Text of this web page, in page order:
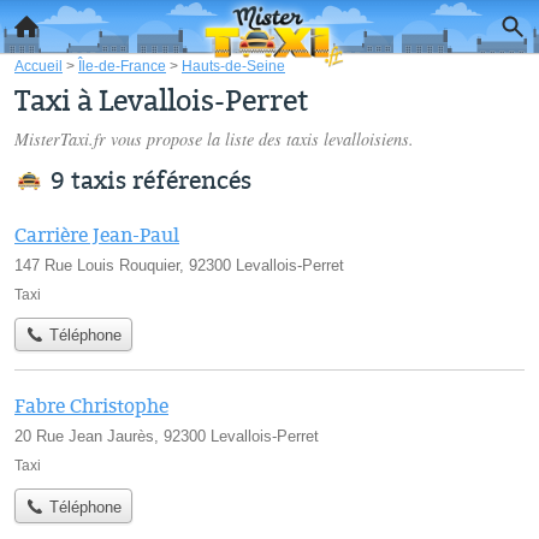
Accueil > Île-de-France > Hauts-de-Seine
Taxi à Levallois-Perret
MisterTaxi.fr vous propose la liste des taxis levalloisiens.
9 taxis référencés
Carrière Jean-Paul
147 Rue Louis Rouquier, 92300 Levallois-Perret
Taxi
Téléphone
Fabre Christophe
20 Rue Jean Jaurès, 92300 Levallois-Perret
Taxi
Téléphone